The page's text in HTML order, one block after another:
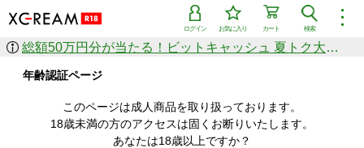
︙
検索
カート
お気に入り
ログイン
作品を探す
ジャンル
シリーズ
人気のセール中商品
新着セール中商品
総額50万円分が当たる！ビットキャッシュ 夏トク大感謝祭
年齢認証ページ
このページは成人商品を取り扱っております。
18歳未満の方のアクセスは固くお断りいたします。
あなたは18歳以上ですか？